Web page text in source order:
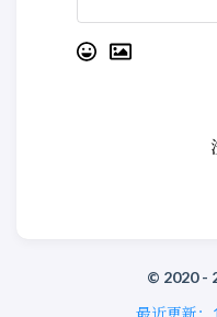
© 2020 -
最近更新：